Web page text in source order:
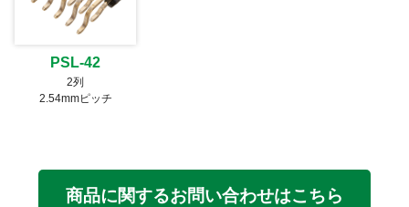
PSL-42
2列
2.54mmピッチ
商品に関するお問い合わせはこちら